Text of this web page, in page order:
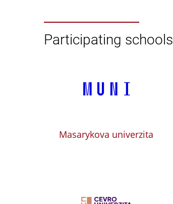
Participating schools
Masarykova univerzita